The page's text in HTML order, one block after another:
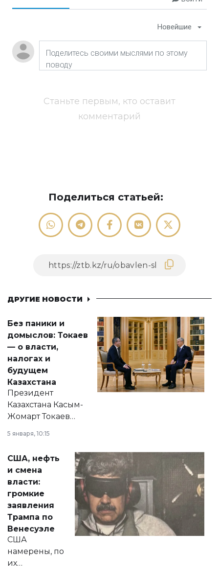
Новейшие
Станьте первым, кто оставит
комментарий
Поделиться статьей:
ДРУГИЕ НОВОСТИ
Без паники и
домыслов: Токаев
— о власти,
налогах и
будущем
Казахстана
Президент
Казахстана Касым-
Жомарт Токаев
сразу несколько
актуальных тем —
от слухов о
политических
реформах до
вопросов армии,
экономики и
личного здоровья.
5 января, 10:15
США, нефть
и смена
власти:
громкие
заявления
Трампа по
Венесуэле
США
намерены, по
их